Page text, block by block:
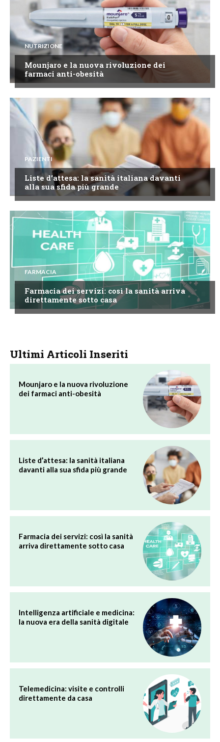
NUTRIZIONE
Mounjaro e la nuova rivoluzione dei
farmaci anti-obesità
PAZIENTI
Liste d’attesa: la sanità italiana davanti
alla sua sfida più grande
FARMACIA
Farmacia dei servizi: così la sanità arriva
direttamente sotto casa
Ultimi Articoli Inseriti
Mounjaro e la nuova rivoluzione
dei farmaci anti-obesità
Liste d’attesa: la sanità italiana
davanti alla sua sfida più grande
Farmacia dei servizi: così la sanità
arriva direttamente sotto casa
Intelligenza artificiale e medicina:
la nuova era della sanità digitale
Telemedicina: visite e controlli
direttamente da casa